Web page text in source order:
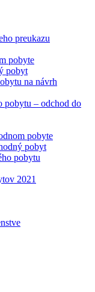
preukazu
pobyte
pobyt
na návrh
pobytu – odchod do
pobyte
pobyt
pobytu
2021